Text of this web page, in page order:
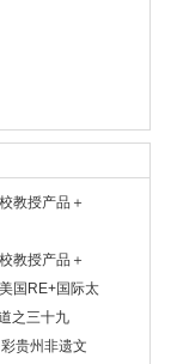
教授产品＋
教授产品＋
国RE+国际太
之三十九
贵州非遗文